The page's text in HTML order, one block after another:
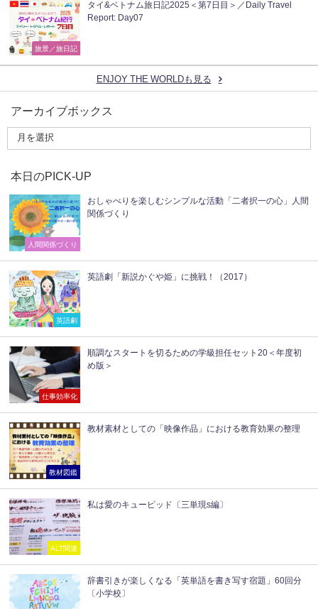
旅景／旅日記
タイ&ベトナム旅日記2025＜第7日目＞／Daily Travel
Report: Day07
ENJOY THE WORLDも見る
アーカイブボックス
本日のPICK-UP
人間関係づくり
おしゃべりを楽しむシンプルな活動「二者択一の心」人間
関係づくり
英語劇
英語劇「新説かぐや姫」に挑戦！（2017）
仕事効率化
順調なスタートを切るための学級担任セット20＜年度初
め版＞
教材図鑑
教材素材としての「映像作品」における教育効果の整理
ALT関連
私は愛のキューピッド〔三単現s編〕
辞書引きが楽しくなる「英単語を書き写す宿題」60回分
〔小学校〕